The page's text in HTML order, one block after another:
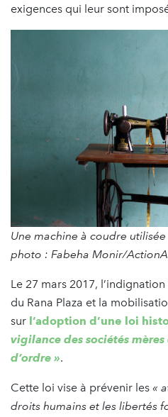
exigences qui leur sont
Une machine à coudre
photo : Fabeha Monir/
Le 27 mars 2017,
du Rana Plaza et la
sur l’adoption d’une loi
vigilance des sociétés
d’ordre ».
Cette loi vise à prévenir les «
droits humains et les libertés